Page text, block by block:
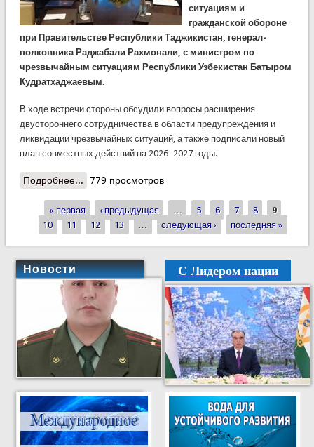
ситуациям и
гражданской обороне
при Правительстве Республики Таджикистан, генерал-
полковника Раджабали Рахмонали, с министром по
чрезвычайным ситуациям Республики Узбекистан Батыром
Кудратхаджаевым.
В ходе встречи стороны обсудили вопросы расширения
двустороннего сотрудничества в области предупреждения и
ликвидации чрезвычайных ситуаций, а также подписали новый
план совместных действий на 2026–2027 годы.
Подробнее... о КЧС: Состоялась встреча руководителей
Узбекистана
779 просмотров
Страницы
« первая ‹ предыдущая … 5 6 7 8
9
10
11 12 13 … следующая › последняя »
Новости С Лидером нации